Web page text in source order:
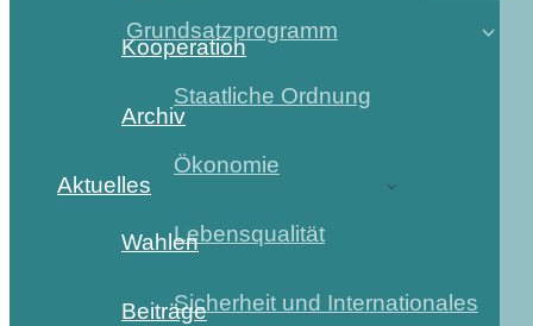
Grundsatzprogramm
Staatliche Ordnung
Ökonomie
Lebensqualität
Sicherheit und Internationales
Kooperation
Archiv
Aktuelles
Wahlen
Beiträge